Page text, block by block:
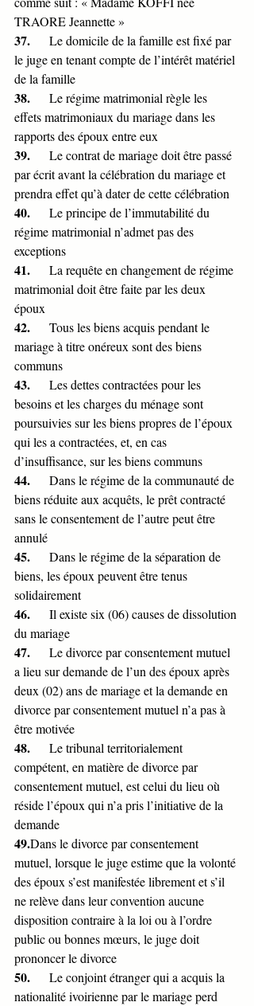
TRAORE Jeannette »
37. Le domicile de la famille est fixé par
le juge en tenant compte de l’intérêt matériel
de la famille
38. Le régime matrimonial règle les
effets matrimoniaux du mariage dans les
rapports des époux entre eux
39. Le contrat de mariage doit être passé
par écrit avant la célébration du mariage et
prendra effet qu’à dater de cette célébration
40. Le principe de l’immutabilité du
régime matrimonial n’admet pas des
exceptions
41. La requête en changement de régime
matrimonial doit être faite par les deux
époux
42. Tous les biens acquis pendant le
mariage à titre onéreux sont des biens
communs
43. Les dettes contractées pour les
besoins et les charges du ménage sont
poursuivies sur les biens propres de l’époux
qui les a contractées, et, en cas
d’insuffisance, sur les biens communs
44. Dans le régime de la communauté de
biens réduite aux acquêts, le prêt contracté
sans le consentement de l’autre peut être
annulé
45. Dans le régime de la séparation de
biens, les époux peuvent être tenus
solidairement
46. Il existe six (06) causes de dissolution
du mariage
47. Le divorce par consentement mutuel
a lieu sur demande de l’un des époux après
deux (02) ans de mariage et la demande en
divorce par consentement mutuel n’a pas à
être motivée
48. Le tribunal territorialement
compétent, en matière de divorce par
consentement mutuel, est celui du lieu où
réside l’époux qui n’a pris l’initiative de la
demande
49.Dans le divorce par consentement
mutuel, lorsque le juge estime que la volonté
des époux s’est manifestée librement et s’il
ne relève dans leur convention aucune
disposition contraire à la loi ou à l’ordre
public ou bonnes mœurs, le juge doit
prononcer le divorce
50. Le conjoint étranger qui a acquis la
nationalité ivoirienne par le mariage perd